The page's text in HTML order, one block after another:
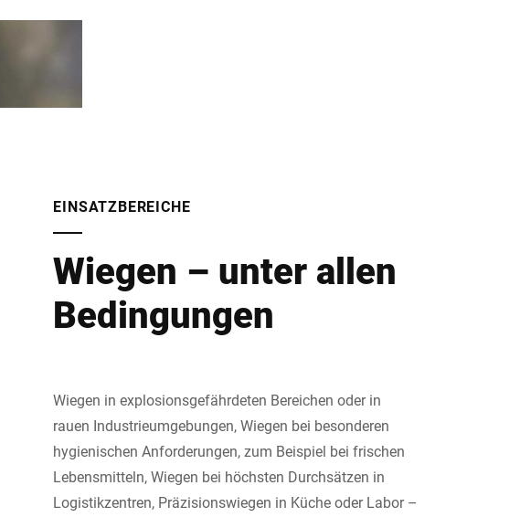
EINSATZBEREICHE
Wiegen – unter allen
Bedingungen
Wiegen in explosionsgefährdeten Bereichen oder in
rauen Industrieumgebungen, Wiegen bei besonderen
hygienischen Anforderungen, zum Beispiel bei frischen
Lebensmitteln, Wiegen bei höchsten Durchsätzen in
Logistikzentren, Präzisionswiegen in Küche oder Labor –